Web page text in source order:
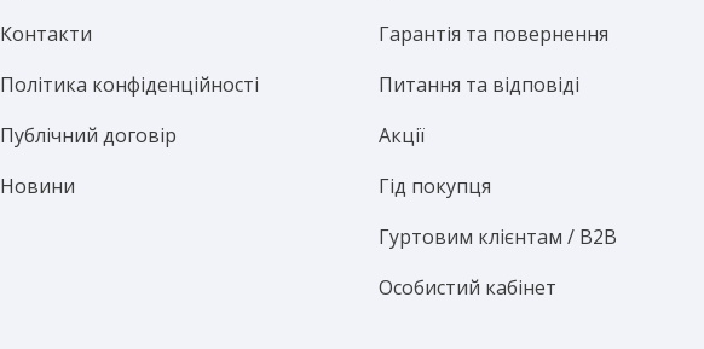
Контакти
Політика конфіденційності
Публічний договір
Новини
Гарантія та повернення
Питання та відповіді
Акції
Гід покупця
Гуртовим клієнтам / B2B
Особистий кабінет